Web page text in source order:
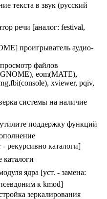
текста в звук (русский
речи [аналог: festival,
проигрыватель аудио-
файлов
eom(MATE),
xviewer, pqiv,
системы на наличие
поддержку функций
рекурсивно каталоги]
каталоги
ядра [уст. - замена:
к kmod]
зеркалирования